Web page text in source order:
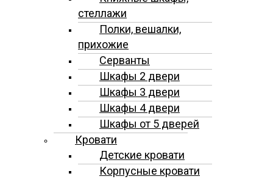
стеллажи
Полки, вешалки,
прихожие
Серванты
Шкафы 2 двери
Шкафы 3 двери
Шкафы 4 двери
Шкафы от 5 дверей
Кровати
Детские кровати
Корпусные кровати